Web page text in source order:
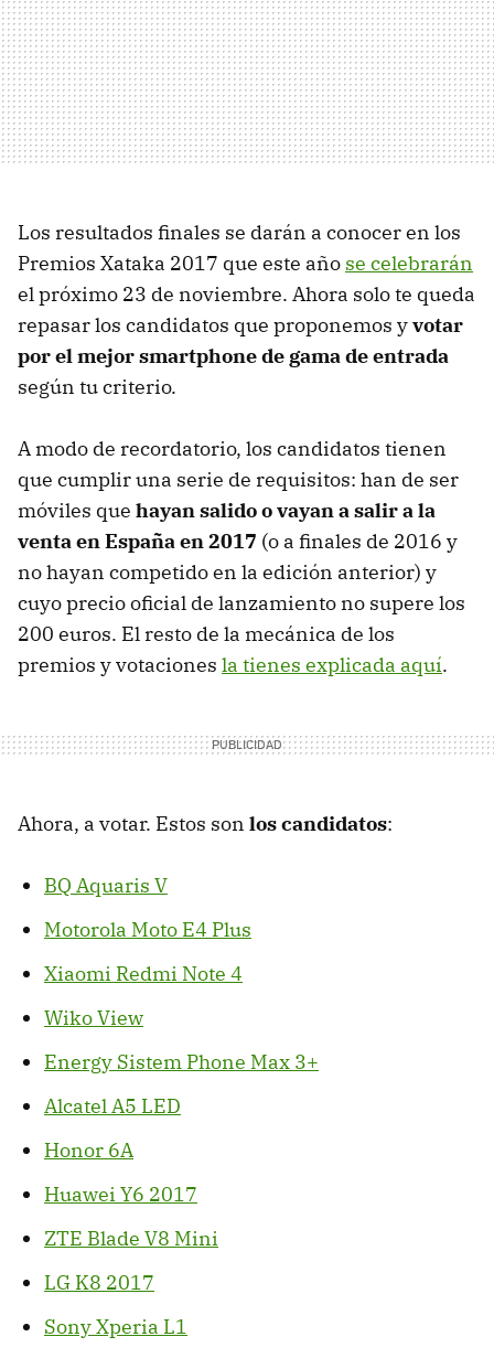
Los resultados finales se darán a conocer en los
Premios Xataka 2017 que este año se celebrarán
el próximo 23 de noviembre. Ahora solo te queda
repasar los candidatos que proponemos yvotar
por el mejor smartphone de gama de entrada
según tu criterio.
A modo de recordatorio, los candidatos tienen
que cumplir una serie de requisitos: han de ser
móviles que hayan salido o vayan a salir a la
venta en España en 2017 (o a finales de 2016 y
no hayan competido en la edición anterior) y
cuyo precio oficial de lanzamiento no supere los
200 euros. El resto de la mecánica de los
premios y votaciones la tienes explicada aquí.
Ahora, a votar. Estos son los candidatos:
BQ Aquaris V
Motorola Moto E4 Plus
Xiaomi Redmi Note 4
Wiko View
Energy Sistem Phone Max 3+
Alcatel A5 LED
Honor 6A
Huawei Y6 2017
ZTE Blade V8 Mini
LG K8 2017
Sony Xperia L1